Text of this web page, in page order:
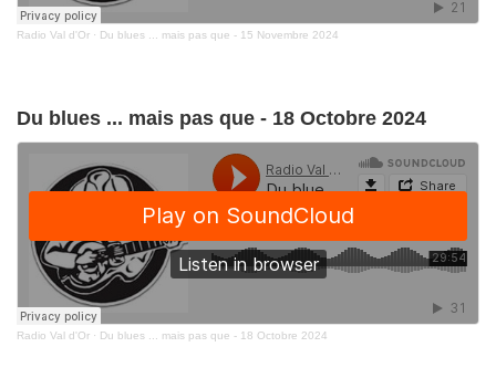
Radio Val d'Or · Du blues ... mais pas que - 15 Novembre 2024
Du blues ... mais pas que - 18 Octobre 2024
Radio Val d'Or · Du blues ... mais pas que - 18 Octobre 2024